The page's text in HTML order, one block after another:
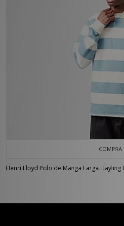
COMPRA
Henri Lloyd Polo de Manga Larga Hayling